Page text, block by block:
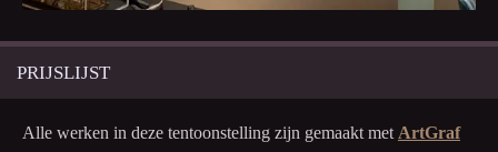
PRIJSLIJST
Alle werken in deze tentoonstelling zijn gemaakt metArtGraf